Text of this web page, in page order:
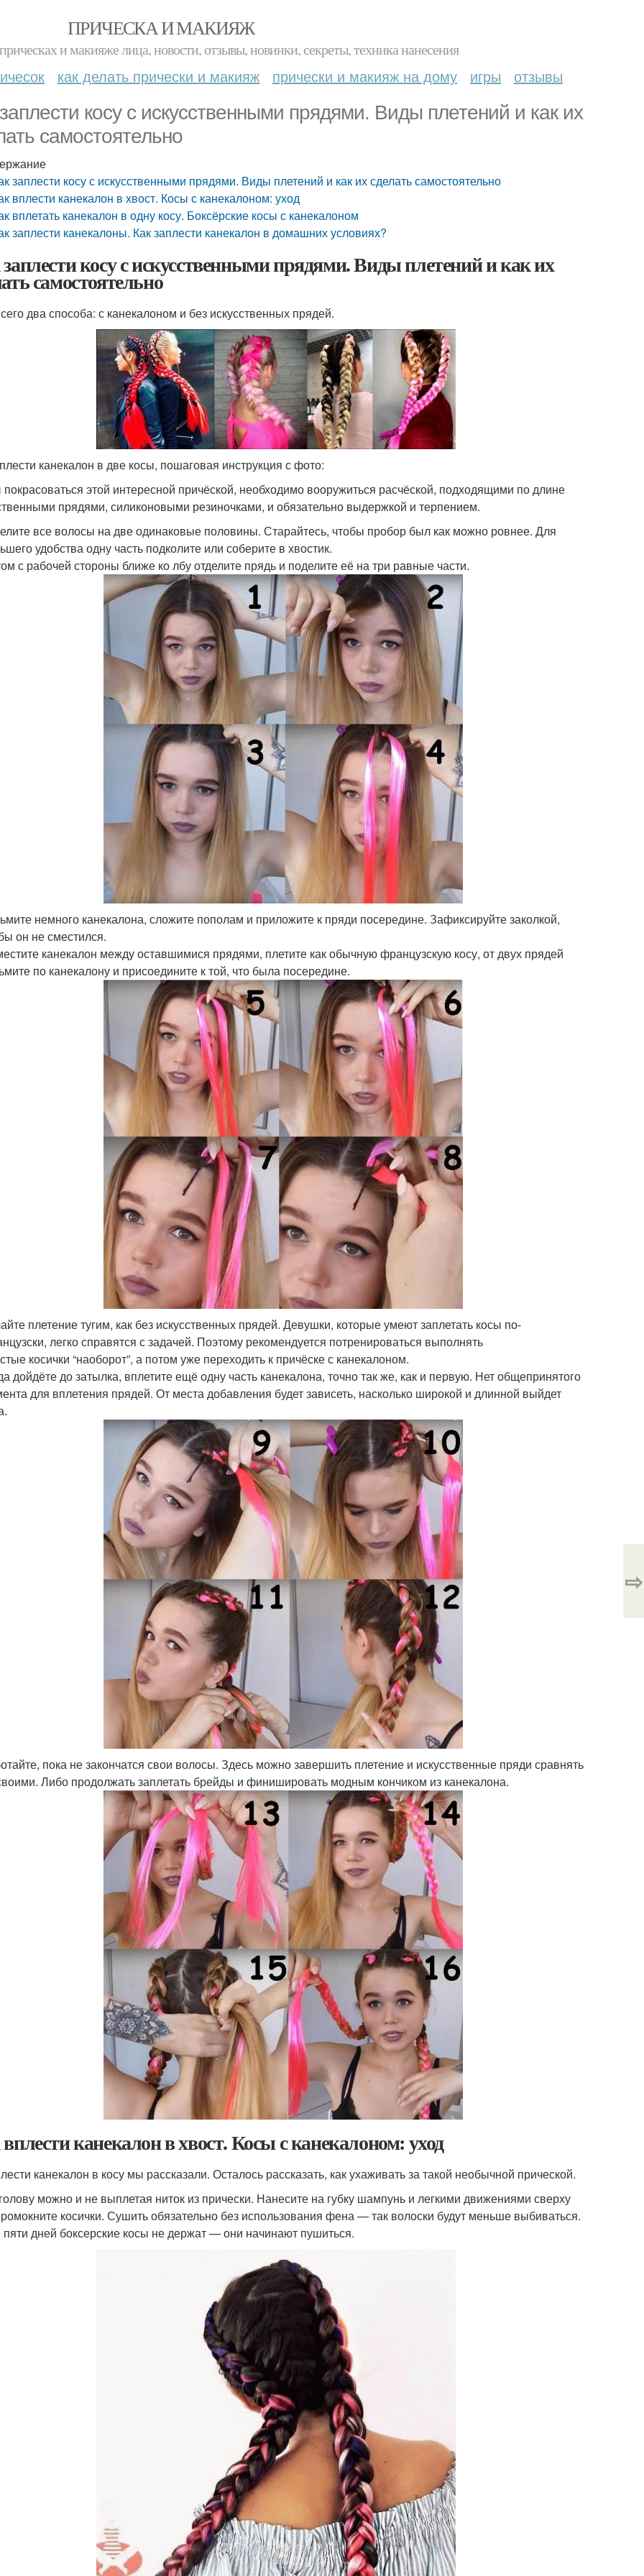
ПРИЧЕСКА И МАКИЯЖ
и макияже лица, новости, отзывы, новинки, секреты, техника нанесения
как делать прически и макияж прически и макияж на дому игры отзывы
косу с искусственными прядями. Виды плетений и как их
самостоятельно
заплести косу с искусственными прядями. Виды плетений и как их сделать самостоятельно
вплести канекалон в хвост. Косы с канекалоном: уход
вплетать канекалон в одну косу. Боксёрские косы с канекалоном
заплести канекалоны. Как заплести канекалон в домашних условиях?
косу с искусственными прядями. Виды плетений и как их
самостоятельно
два способа: с канекалоном и без искусственных прядей.
канекалон в две косы, пошаговая инструкция с фото:
этой интересной причёской, необходимо вооружиться расчёской, подходящими по длине
прядями, силиконовыми резиночками, и обязательно выдержкой и терпением.
все волосы на две одинаковые половины. Старайтесь, чтобы пробор был как можно ровнее. Для
удобства одну часть подколите или соберите в хвостик.
с рабочей стороны ближе ко лбу отделите прядь и поделите её на три равные части.
немного канекалона, сложите пополам и приложите к пряди посередине. Зафиксируйте заколкой,
он не сместился.
канекалон между оставшимися прядями, плетите как обычную французскую косу, от двух прядей
по канекалону и присоедините к той, что была посередине.
плетение тугим, как без искусственных прядей. Девушки, которые умеют заплетать косы по-
легко справятся с задачей. Поэтому рекомендуется потренироваться выполнять
косички “наоборот”, а потом уже переходить к причёске с канекалоном.
дойдёте до затылка, вплетите ещё одну часть канекалона, точно так же, как и первую. Нет общепринятого
для вплетения прядей. От места добавления будет зависеть, насколько широкой и длинной выйдет
пока не закончатся свои волосы. Здесь можно завершить плетение и искусственные пряди сравнять
Либо продолжать заплетать брейды и финишировать модным кончиком из канекалона.
канекалон в хвост. Косы с канекалоном: уход
канекалон в косу мы рассказали. Осталось рассказать, как ухаживать за такой необычной прической.
можно и не выплетая ниток из прически. Нанесите на губку шампунь и легкими движениями сверху
косички. Сушить обязательно без использования фена — так волоски будут меньше выбиваться.
дней боксерские косы не держат — они начинают пушиться.
⇨